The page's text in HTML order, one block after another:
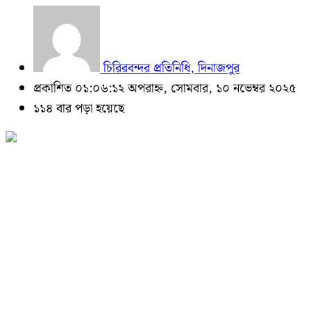
চিরিরবন্দর প্রতিনিধি, দিনাজপুর
প্রকাশিত ০১:০৬:১২ অপরাহ্ন, সোমবার, ১০ নভেম্বর ২০২৫
১১৪ বার পড়া হয়েছে